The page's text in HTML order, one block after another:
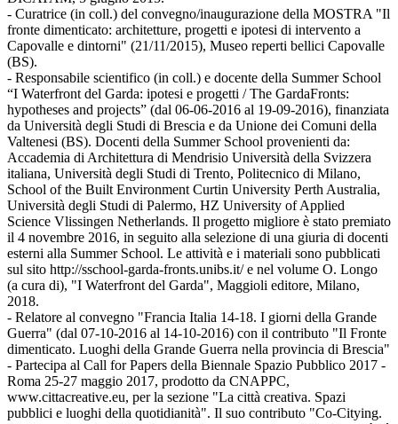
- Curatrice (in coll.) del convegno/inaugurazione della MOSTRA "Il
fronte dimenticato: architetture, progetti e ipotesi di intervento a
Capovalle e dintorni" (21/11/2015), Museo reperti bellici Capovalle
(BS).
- Responsabile scientifico (in coll.) e docente della Summer School
“I Waterfront del Garda: ipotesi e progetti / The GardaFronts:
hypotheses and projects” (dal 06-06-2016 al 19-09-2016), finanziata
da Università degli Studi di Brescia e da Unione dei Comuni della
Valtenesi (BS). Docenti della Summer School provenienti da:
Accademia di Architettura di Mendrisio Università della Svizzera
italiana, Università degli Studi di Trento, Politecnico di Milano,
School of the Built Environment Curtin University Perth Australia,
Università degli Studi di Palermo, HZ University of Applied
Science Vlissingen Netherlands. Il progetto migliore è stato premiato
il 4 novembre 2016, in seguito alla selezione di una giuria di docenti
esterni alla Summer School. Le attività e i materiali sono pubblicati
sul sito http://sschool-garda-fronts.unibs.it/ e nel volume O. Longo
(a cura di), "I Waterfront del Garda", Maggioli editore, Milano,
2018.
- Relatore al convegno "Francia Italia 14-18. I giorni della Grande
Guerra" (dal 07-10-2016 al 14-10-2016) con il contributo "Il Fronte
dimenticato. Luoghi della Grande Guerra nella provincia di Brescia"
- Partecipa al Call for Papers della Biennale Spazio Pubblico 2017 -
Roma 25-27 maggio 2017, prodotto da CNAPPC,
www.cittacreative.eu, per la sezione "La città creativa. Spazi
pubblici e luoghi della quotidianità". Il suo contributo "Co-Citying.